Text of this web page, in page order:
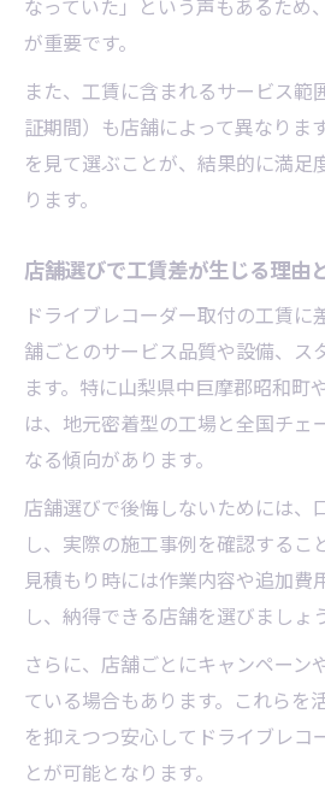
なっていた」という声もあるため
が重要です。
また、工賃に含まれるサービス範
証期間）も店舗によって異なりま
を見て選ぶことが、結果的に満足
ります。
店舗選びで工賃差が生じる理由
ドライブレコーダー取付の工賃に
舗ごとのサービス品質や設備、ス
ます。特に山梨県中巨摩郡昭和町
は、地元密着型の工場と全国チェ
なる傾向があります。
店舗選びで後悔しないためには、
し、実際の施工事例を確認するこ
見積もり時には作業内容や追加費
し、納得できる店舗を選びましょ
さらに、店舗ごとにキャンペーン
ている場合もあります。これらを
を抑えつつ安心してドライブレコ
とが可能となります。